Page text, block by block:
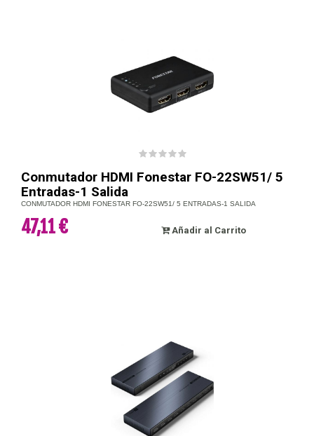
Conmutador HDMI Fonestar FO-22SW51/ 5
Entradas-1 Salida
CONMUTADOR HDMI FONESTAR FO-22SW51/ 5 ENTRADAS-1 SALIDA
47,11 € Añadir al Carrito